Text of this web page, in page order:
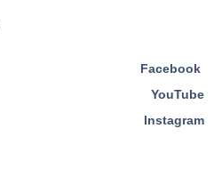
Facebook
YouTube
Instagram